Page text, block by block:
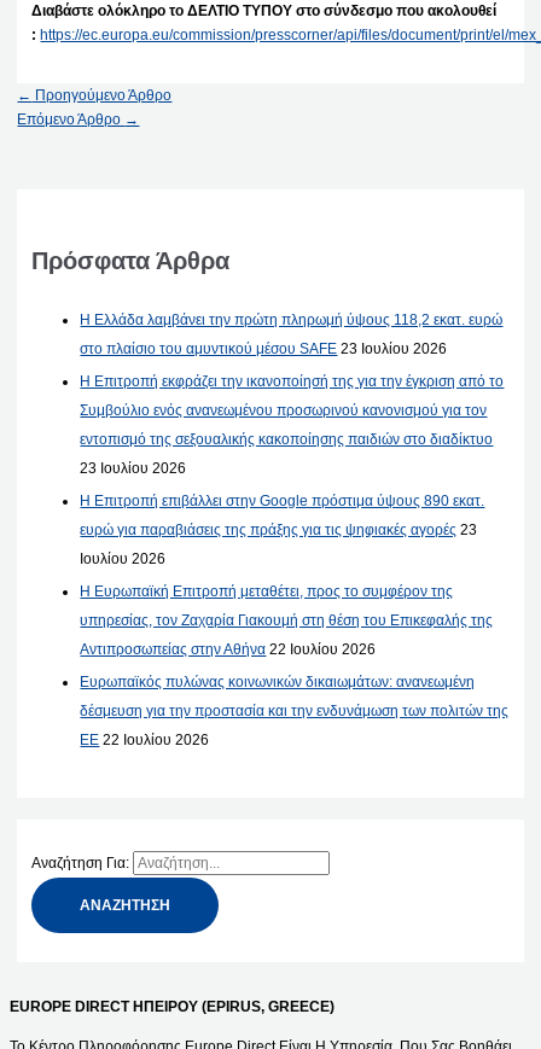
Διαβάστε ολόκληρο το ΔΕΛΤΙΟ ΤΥΠΟΥ στο σύνδεσμο που ακολουθεί
: https://ec.europa.eu/commission/presscorner/api/files/document/print/el/
← Προηγούμενο Άρθρο
Επόμενο Άρθρο →
Πρόσφατα Άρθρα
Η Ελλάδα λαμβάνει την πρώτη πληρωμή ύψους 118,2 εκατ. ευρώ
στο πλαίσιο του αμυντικού μέσου SAFE 23 Ιουλίου 2026
Η Επιτροπή εκφράζει την ικανοποίησή της για την έγκριση από το
Συμβούλιο ενός ανανεωμένου προσωρινού κανονισμού για τον
εντοπισμό της σεξουαλικής κακοποίησης παιδιών στο διαδίκτυο
23 Ιουλίου 2026
Η Επιτροπή επιβάλλει στην Google πρόστιμα ύψους 890 εκατ.
ευρώ για παραβιάσεις της πράξης για τις ψηφιακές αγορές 23
Ιουλίου 2026
Η Ευρωπαϊκή Επιτροπή μεταθέτει, προς το συμφέρον της
υπηρεσίας, τον Ζαχαρία Γιακουμή στη θέση του Επικεφαλής της
Αντιπροσωπείας στην Αθήνα 22 Ιουλίου 2026
Ευρωπαϊκός πυλώνας κοινωνικών δικαιωμάτων: ανανεωμένη
δέσμευση για την προστασία και την ενδυνάμωση των πολιτών της
ΕΕ 22 Ιουλίου 2026
Αναζήτηση Για:
EUROPE DIRECT ΗΠΕΙΡΟΥ (EPIRUS, GREECE)